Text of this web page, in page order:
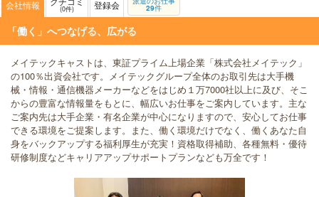
会社情報 0件 登録会 29件
「働く」へつなげる、広がる
メイテックキャストは、東証プライム上場企業「株式会社メイテック」
の100％出資会社です。メイテックグループ全体のお取引先は大手機
械・情報・通信機器メーカーなどをはじめ１万7000社以上に及び、そこ
からの豊富な情報量をもとに、幅広いお仕事をご案内しています。主な
ご案内先は大手企業・有名企業が中心になりますので、安心してお仕事
できる環境をご提案します。また、働く環境だけでなく、働くあなた自
身をバックアップする福利厚生が充実！資格取得補助、各種無料・優待
研修制度などキャリアアップサポートプランなども万全です！